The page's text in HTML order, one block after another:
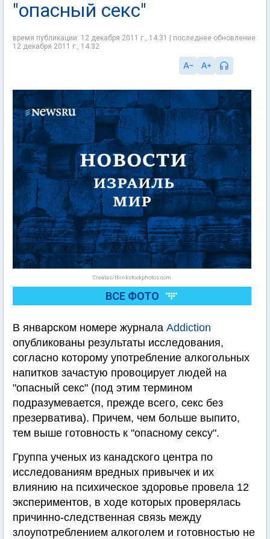
"опасный секс"
время публикации: 12 декабря 2011 г., 14:31 | последнее обновление:
12 декабря 2011 г., 14:32
Creatas/thinkstockphotos.com
ВСЕ ФОТО
В январском номере журнала Addiction
опубликованы результаты исследования,
согласно которому употребление алкогольных
напитков зачастую провоцирует людей на
"опасный секс" (под этим термином
подразумевается, прежде всего, секс без
презерватива). Причем, чем больше выпито,
тем выше готовность к "опасному сексу".
Группа ученых из канадского центра по
исследованиям вредных привычек и их
влиянию на психическое здоровье провела 12
экспериментов, в ходе которых проверялась
причинно-следственная связь между
злоупотреблением алкоголем и готовностью не